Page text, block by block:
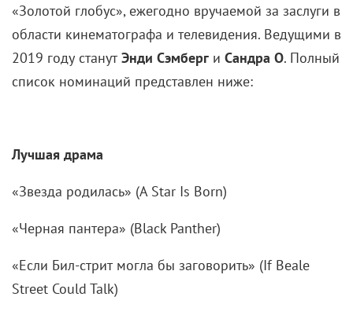
«Золотой глобус», ежегодно вручаемой за заслуги в
области кинематографа и телевидения. Ведущими в
2019 году станутЭнди Сэмберг и Сандра О. Полный
список номинаций представлен ниже:
Лучшая драма
«Звезда родилась» (A Star Is Born)
«Черная пантера» (Black Panther)
«Если Бил-стрит могла бы заговорить» (If Beale
Street Could Talk)